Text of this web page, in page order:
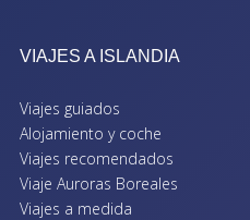
VIAJES A ISLANDIA
Viajes guiados
Alojamiento y coche
Viajes recomendados
Viaje Auroras Boreales
Viajes a medida